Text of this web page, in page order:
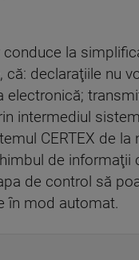
la
declaraţiile nu
intermediul
CERTEX de la
de
de control să
în mod automat.